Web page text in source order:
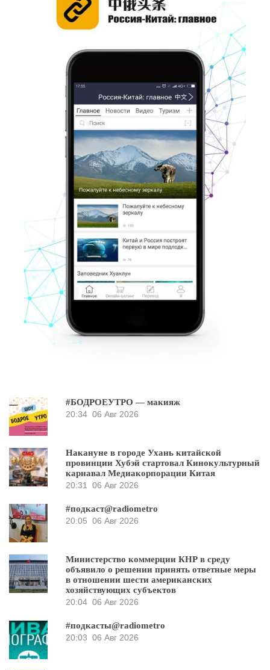
#БОДРОЕУТРО — макияж
20:34 06 Авг 2026
Накануне в городе Ухань китайской
провинции Хубэй стартовал Кинокультурный
карнавал Медиакорпорации Китая
20:31
06 Авг 2026
#подкаст@radiometro
20:05 06 Авг 2026
Министерство коммерции КНР в среду
объявило о решении принять ответные меры
в отношении шести американских
хозяйствующих субъектов
20:04 06 Авг 2026
#подкасты@radiometro
20:03 06 Авг 2026